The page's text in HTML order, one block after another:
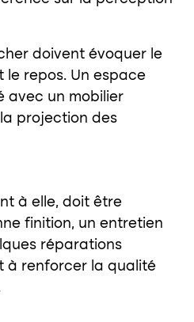
doivent évoquer le
repos. Un espace
avec un mobilier
projection des
à elle, doit être
finition, un entretien
réparations
à renforcer la qualité